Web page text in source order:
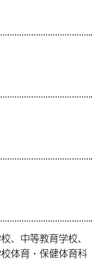
、中等教育学校、
体育・保健体育科